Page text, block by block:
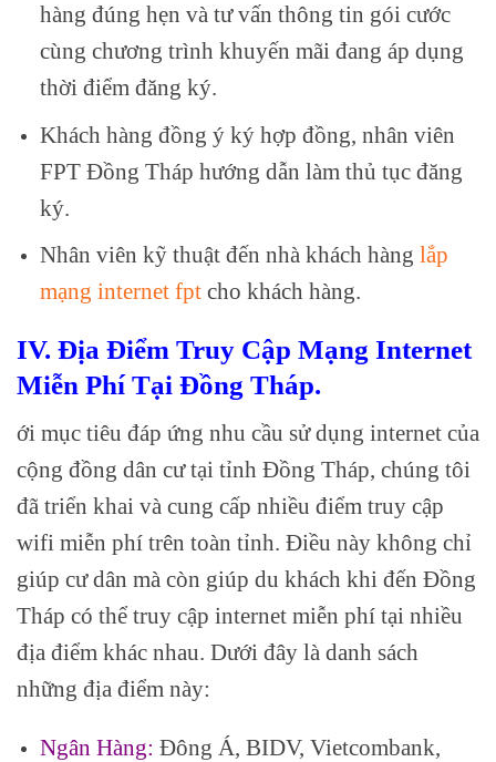
hàng đúng hẹn và tư vấn thông tin gói cước
cùng chương trình khuyến mãi đang áp dụng
thời điểm đăng ký.
Khách hàng đồng ý ký hợp đồng, nhân viên
FPT Đồng Tháp hướng dẫn làm thủ tục đăng
ký.
Nhân viên kỹ thuật đến nhà khách hàng lắp
mạng internet fptcho khách hàng.
IV. Địa Điểm Truy Cập Mạng Internet
Miễn Phí Tại Đồng Tháp.
ới mục tiêu đáp ứng nhu cầu sử dụng internet của
cộng đồng dân cư tại tỉnh Đồng Tháp, chúng tôi
đã triển khai và cung cấp nhiều điểm truy cập
wifi miễn phí trên toàn tỉnh. Điều này không chỉ
giúp cư dân mà còn giúp du khách khi đến Đồng
Tháp có thể truy cập internet miễn phí tại nhiều
địa điểm khác nhau. Dưới đây là danh sách
những địa điểm này:
Ngân Hàng: Đông Á, BIDV, Vietcombank,